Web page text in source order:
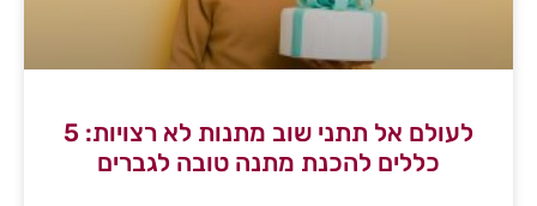
לעולם אל תתני שוב מתנות לא רצויות: 5
כללים להכנת מתנה טובה לגברים